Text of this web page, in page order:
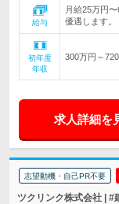
給与
月給25万円
優遇します
初年度
年収
300万円～
求人詳細を
志望動機・自己PR不要
ツクリンク株式会社 | #